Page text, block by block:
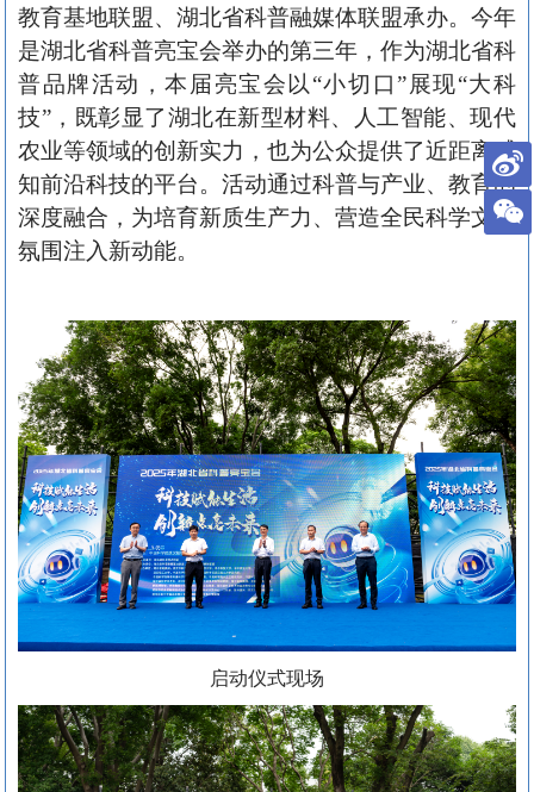
教育基地联盟、湖北省科普融媒体联盟承办。今年
是湖北省科普亮宝会举办的第三年， 作为湖北省科
普品牌活动，本届亮宝会以“小切口”展现“大科
技”，既彰显了湖北在新型材料、人工智能、现代
农业等领域的创新实力，也为公众提供了近距离感
知前沿科技的平台。活动通过科普与产业、教育的
深度融合，为培育新质生产力、营造全民科学文化
氛围注入新动能。
启动仪式现场